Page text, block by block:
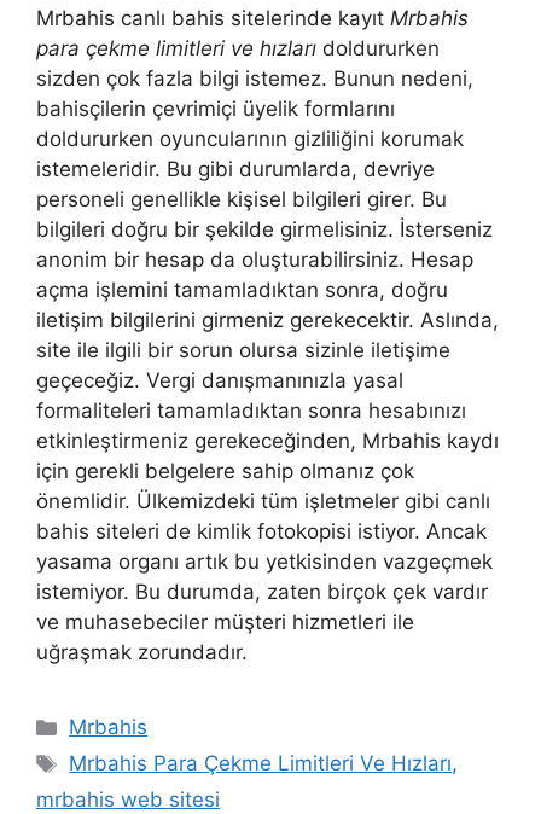
Mrbahis canlı bahis sitelerinde kayıt Mrbahis
para çekme limitleri ve hızları doldururken
sizden çok fazla bilgi istemez. Bunun nedeni,
bahisçilerin çevrimiçi üyelik formlarını
doldururken oyuncularının gizliliğini korumak
istemeleridir. Bu gibi durumlarda, devriye
personeli genellikle kişisel bilgileri girer. Bu
bilgileri doğru bir şekilde girmelisiniz. İsterseniz
anonim bir hesap da oluşturabilirsiniz. Hesap
açma işlemini tamamladıktan sonra, doğru
iletişim bilgilerini girmeniz gerekecektir. Aslında,
site ile ilgili bir sorun olursa sizinle iletişime
geçeceğiz. Vergi danışmanınızla yasal
formaliteleri tamamladıktan sonra hesabınızı
etkinleştirmeniz gerekeceğinden, Mrbahis kaydı
için gerekli belgelere sahip olmanız çok
önemlidir. Ülkemizdeki tüm işletmeler gibi canlı
bahis siteleri de kimlik fotokopisi istiyor. Ancak
yasama organı artık bu yetkisinden vazgeçmek
istemiyor. Bu durumda, zaten birçok çek vardır
ve muhasebeciler müşteri hizmetleri ile
uğraşmak zorundadır.
Kategoriler
Mrbahis
Etiketler
Mrbahis Para Çekme Limitleri Ve Hızları,
mrbahis web sitesi